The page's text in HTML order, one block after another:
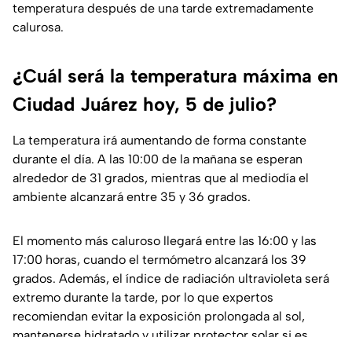
temperatura después de una tarde extremadamente
calurosa.
¿Cuál será la temperatura máxima en
Ciudad Juárez hoy, 5 de julio?
La temperatura irá aumentando de forma constante
durante el día. A las 10:00 de la mañana se esperan
alrededor de 31 grados, mientras que al mediodía el
ambiente alcanzará entre 35 y 36 grados.
El momento más caluroso llegará entre las 16:00 y las
17:00 horas, cuando el termómetro alcanzará los 39
grados. Además, el índice de radiación ultravioleta será
extremo durante la tarde, por lo que expertos
recomiendan evitar la exposición prolongada al sol,